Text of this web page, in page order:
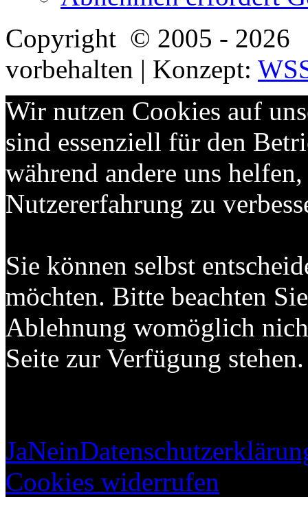
Copyright © 2005 - 2026
vorbehalten | Konzept:
Wir nutzen Cookies auf
sind essenziell für den
während andere uns
Nutzererfahrung zu
Sie können selbst
möchten. Bitte beachten
Ablehnung womöglich
Seite zur Verfügung stehen.
JaNein
Cookies widerrufen